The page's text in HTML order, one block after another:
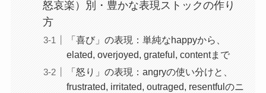
怒哀楽）別・豊かな表現ストックの作り
方
「喜び」の表現：単純なhappyから、
elated, overjoyed, grateful, contentまで
「怒り」の表現：angryの使い分けと、
frustrated, irritated, outraged, resentfulのニ